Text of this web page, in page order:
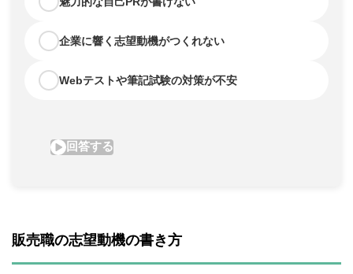
販売職の志望動機の書き方